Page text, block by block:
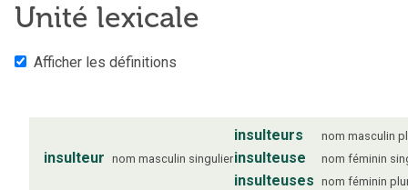
Unité lexicale
Afficher les définitions
insulteur nom masculin singulier
insulteurs nom masculin
insulteuse nom féminin
insulteuses nom féminin